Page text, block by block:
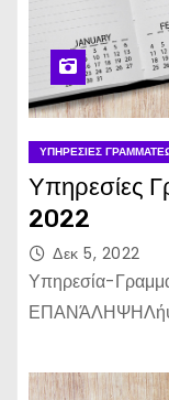
ΥΠΗΡΕΣΊΕΣ
Υπηρεσίες
2022
Δεκ 5, 2022
Υπηρεσία-